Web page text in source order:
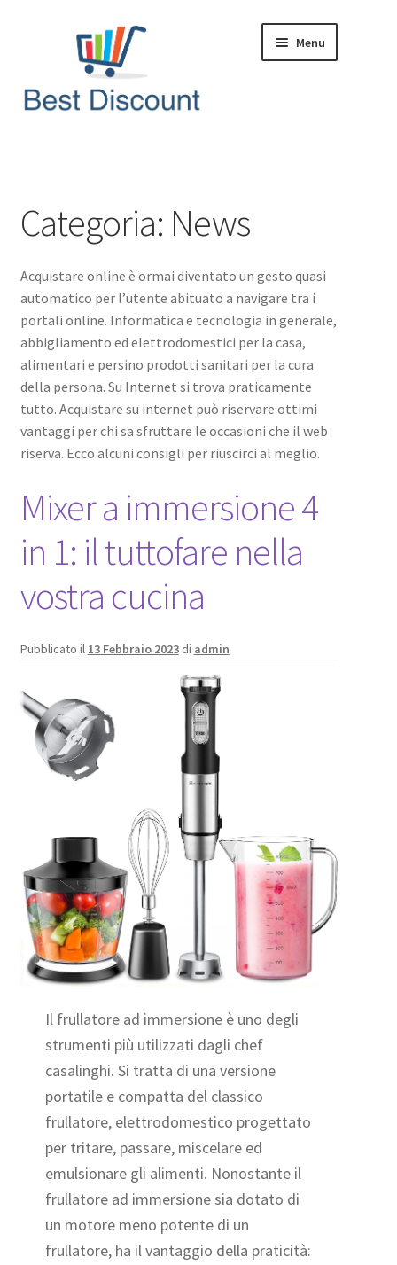
navigazione
Menu
Offerte in Tempo Reale
Articoli & News
Categoria: News
Acquistare online è ormai diventato un gesto quasi
automatico per l’utente abituato a navigare tra i
portali online. Informatica e tecnologia in generale,
abbigliamento ed elettrodomestici per la casa,
alimentari e persino prodotti sanitari per la cura
della persona. Su Internet si trova praticamente
tutto. Acquistare su internet può riservare ottimi
vantaggi per chi sa sfruttare le occasioni che il web
riserva. Ecco alcuni consigli per riuscirci al meglio.
Mixer a immersione 4
in 1: il tuttofare nella
vostra cucina
Pubblicato il 13 Febbraio 2023 di admin
Il frullatore ad immersione è uno degli
strumenti più utilizzati dagli chef
casalinghi. Si tratta di una versione
portatile e compatta del classico
frullatore, elettrodomestico progettato
per tritare, passare, miscelare ed
emulsionare gli alimenti. Nonostante il
frullatore ad immersione sia dotato di
un motore meno potente di un
frullatore, ha il vantaggio della praticità: